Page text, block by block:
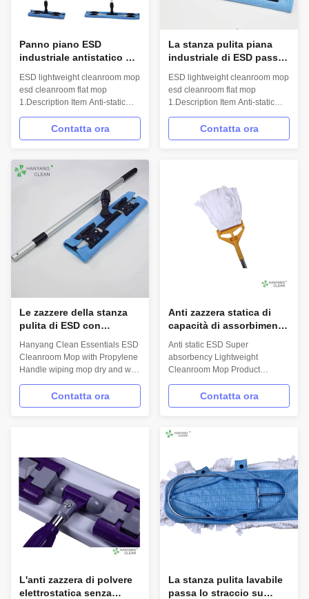
Panno piano ESD
industriale antistatico di
locale senza polvere per
pulire
ESD lightweight cleanroom mop
esd cleanroom flat mop
1.Description Item Anti-static
Model No. H-004 Material
Microfiber,PP,Stainless steel
size 11.5*33.5cm Weight 70g
2.Features Anti-static,Eco-
friendly Easy disassembly,good
Contatta ora
La stanza pulita piana
industriale di ESD passa
statica del panno di
zazzera di Microfiber
sull'anti
ESD lightweight cleanroom mop
esd cleanroom flat mop
1.Description Item Anti-static
Model No. H-004 Material
Microfiber,PP,Stainless steel
friendly Easy disassembly,good
absorbability...
Contatta ora
Le zazzere della stanza
pulita di ESD con
bagnato a secco che
pulisce la zazzera
Hanyang Clean Essentials ESD
Cleanroom Mop with Propylene
Handle wiping mop dry and wet
Cleanroom wiping mop Mop
frame 100% aluminum Mop
Mop length Retractable 90-
150cm Pad size 40...
Contatta ora
Anti zazzera statica di
capacità di assorbimento
leggera di zazzera del
pavimento di Microfiber
Anti static ESD Super
absorbency Lightweight
Cleanroom Mop Product
Model No.: H-002 Material:
Microfiber,PP,steel Handle
absorbency Lightweight design
head FEATURES Lint free ESD
compliant Mop head cloth
washable Cleanroom ...
Contatta ora
L'anti zazzera di polvere
elettrostatica senza
La stanza pulita lavabile
passa lo straccio su